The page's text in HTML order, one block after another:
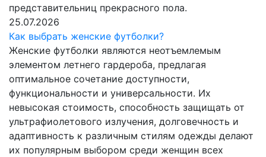
представительниц прекрасного пола.
25.07.2026
Как выбрать женские футболки?
Женские футболки являются неотъемлемым
элементом летнего гардероба, предлагая
оптимальное сочетание доступности,
функциональности и универсальности. Их
невысокая стоимость, способность защищать от
ультрафиолетового излучения, долговечность и
адаптивность к различным стилям одежды делают
их популярным выбором среди женщин всех